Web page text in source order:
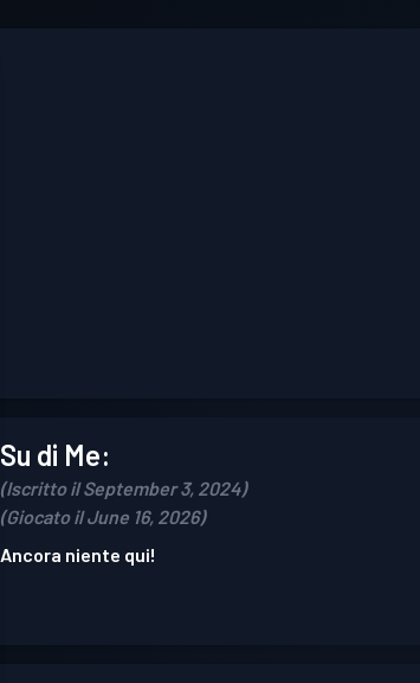
Su di Me:
(Iscritto il September 3, 2024)
(Giocato il June 16, 2026)
Ancora niente qui!